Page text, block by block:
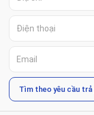
Tìm theo yêu cầu trả